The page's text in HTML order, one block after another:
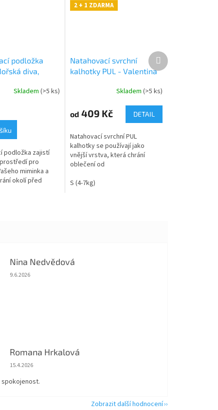
podložka
diva,
Skladem(>5 ks)
podložka zajistí
pro
miminka a
okolí před
2 + 1 ZDARMA
Natahovací svrchní
kalhotky PUL - Valentina
Skladem (>5 ks)
od 409 Kč DETAIL
Natahovací svrchní PUL
kalhotky se používají jako
vnější vrstva, která chrání
oblečení od
materiálu tzv. PULu
S (4-7kg)
Další
produkt
Nina Nedvědová
Hodnocení obchodu je 5 z 5 hvězdiček.
9.6.2026
Romana Hrkalová
Hodnocení obchodu je 5 z 5 hvězdiček.
15.4.2026
spokojenost.
Zobrazit další hodnocení